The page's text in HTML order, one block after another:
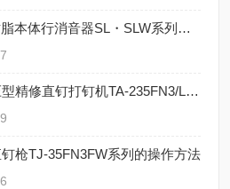
CKD喜开理小口径树脂本体行消音器SL・SLW系列的特点
日本MAX麦克斯高压型精修直钉打钉机TA-235FN3/LU工作原理
枪TJ-35FN3FW系列的操作方法